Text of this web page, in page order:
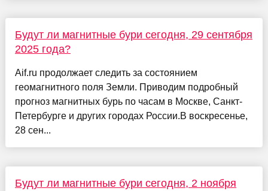
Будут ли магнитные бури сегодня, 29 сентября
2025 года?
Aif.ru продолжает следить за состоянием
геомагнитного поля Земли. Приводим подробный
прогноз магнитных бурь по часам в Москве, Санкт-
Петербурге и других городах России.В воскресенье,
28 сен...
Будут ли магнитные бури сегодня, 2 ноября